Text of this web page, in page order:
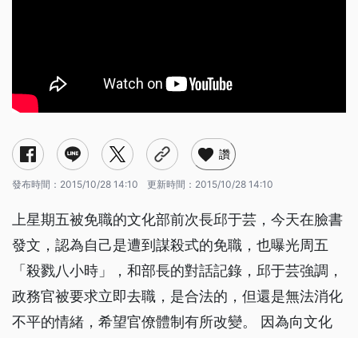
讚
發布時間： 2015/10/28 14:10 更新時間： 2015/10/28 14:10
上星期五被免職的文化部前次長邱于芸，今天在臉書
發文，認為自己是遭到謀殺式的免職，也曝光周五
「殺戮八小時」，和部長的對話記錄，邱于芸強調，
政務官被要求立即去職，是合法的，但還是無法消化
不平的情緒，希望官僚體制有所改變。 因為向文化